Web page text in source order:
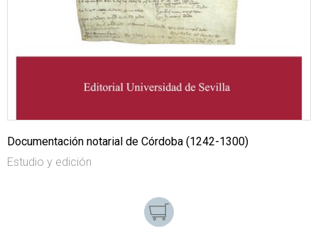
Documentación notarial de Córdoba (1242-1300)
Estudio y edición